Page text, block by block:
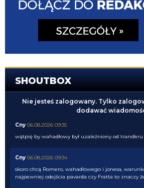
SHOUTBOX
Nie jesteś zalogowany. Tylko
dodawać
Cny 06.08.2026 09:35
wątpię by wahadłowy był uzależniony od
Cny 06.08.2026 09:34
skoro chcą Romero, wahadłowego i jonesa,
najpewniej odejścia pavarda czy Fratta to znaczy